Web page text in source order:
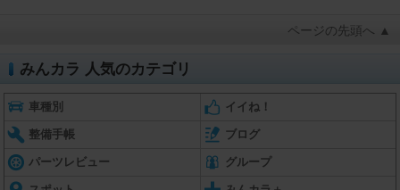
ページの先頭へ ▲
みんカラ 人気のカテゴリ
車種別 イイね！
整備手帳 ブログ
パーツレビュー グループ